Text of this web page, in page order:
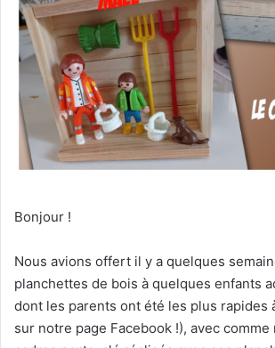
Bonjour !
Nous avions offert il y a quelques
planchettes de bois à quelques enfants
dont les parents ont été les plus rapides
sur notre page Facebook !), avec